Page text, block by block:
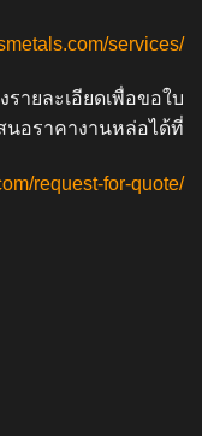
services/
ายละเอียดเพื่อขอใบ
นอราคางานหล่อได้ที่
request-for-quote/